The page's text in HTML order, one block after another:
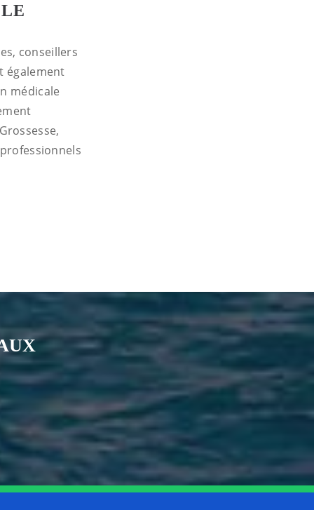
conseillers
également
médicale
Youtube